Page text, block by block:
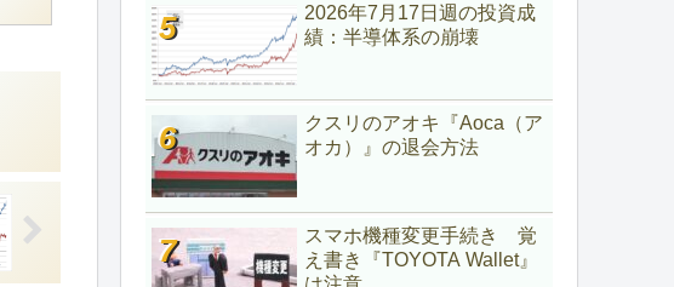
2026年7月17日週の投資成
績：半導体系の崩壊
クスリのアオキ『Aoca（ア
オカ）』の退会方法
スマホ機種変更手続き 覚
え書き『TOYOTA Wallet』